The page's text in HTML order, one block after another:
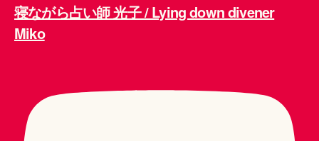
寝ながら占い師 光子 / Lying down divener
Miko